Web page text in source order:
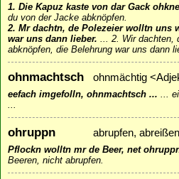
1. Die Kapuz kaste von dar Gack
du von der Jacke abknöpfen.
2. Mr dachtn, de Polezeier wolltn uns
war uns dann lieber.
2. Wir dachten,
abknöpfen, die Belehrung war uns dann
ohnmachtsch ohnmächtig
eefach imgefolln, ohnmachtsch ...
ohruppn abrupfen,
Pflockn wolltn mr de Beer, net
Beeren, nicht abrupfen.